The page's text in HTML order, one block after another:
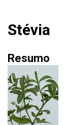
Stévia
Resumo